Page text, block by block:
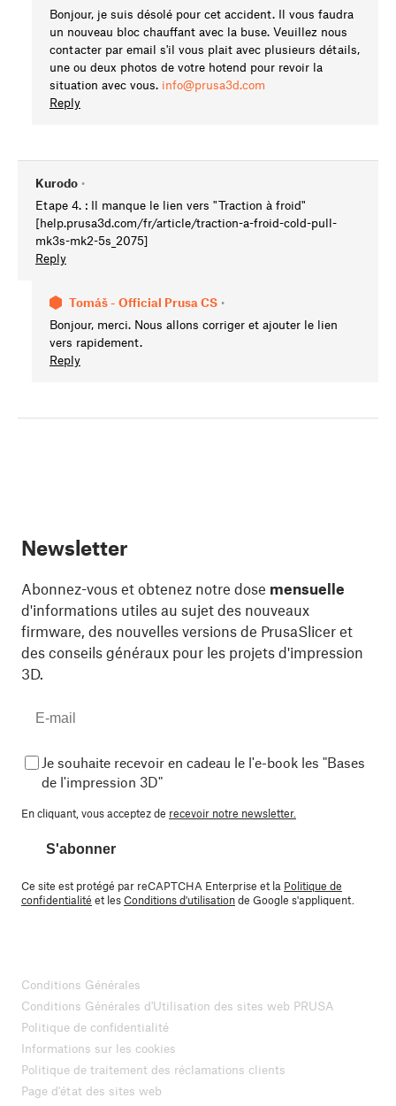
Bonjour, je suis désolé pour cet accident. Il vous faudra
un nouveau bloc chauffant avec la buse. Veuillez nous
contacter par email s'il vous plait avec plusieurs détails,
une ou deux photos de votre hotend pour revoir la
situation avec vous. info@prusa3d.com
Reply
Kurodo •
Etape 4. : Il manque le lien vers "Traction à froid"
[help.prusa3d.com/fr/article/traction-a-froid-cold-pull-
mk3s-mk2-5s_2075]
Reply
Tomáš - Official Prusa CS •
Bonjour, merci. Nous allons corriger et ajouter le lien
vers rapidement.
Reply
Newsletter
Abonnez-vous et obtenez notre dose mensuelle
d'informations utiles au sujet des nouveaux
firmware, des nouvelles versions de PrusaSlicer et
des conseils généraux pour les projets d'impression
3D.
Je souhaite recevoir en cadeau le l'e-book les "Bases
de l'impression 3D"
En cliquant, vous acceptez de recevoir notre newsletter.
S'abonner
Ce site est protégé par reCAPTCHA Enterprise et la Politique de
confidentialité et lesConditions d'utilisationde Google s'appliquent.
Conditions Générales
Conditions Générales d'Utilisation des sites web PRUSA
Politique de confidentialité
Informations sur les cookies
Politique de traitement des réclamations clients
Page d'état des sites web